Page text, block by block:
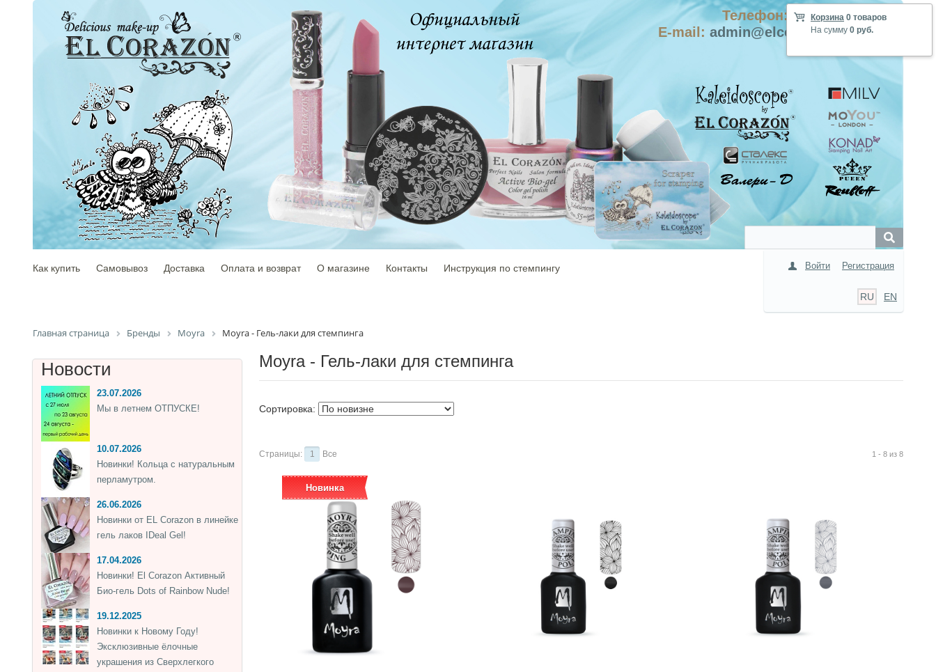
Телефон: +7-915-423-9555
E-mail: admin@elcorazon-shop.com
Корзина 0 товаров
На сумму 0 руб.
Войти Регистрация
RU EN
Как купить Самовывоз Доставка Оплата и возврат О магазине Контакты Инструкция по стемпингу
Главная страница Бренды Moyra Moyra - Гель-лаки для стемпинга
Moyra - Гель-лаки для стемпинга
Сортировка:
1 - 8 из 8
Страницы: 1 Все
Новинка
Новости
23.07.2026
Мы в летнем ОТПУСКЕ!
10.07.2026
Новинки! Кольца с натуральным
перламутром.
26.06.2026
Новинки от EL Corazon в линейке
гель лаков IDeal Gel!
17.04.2026
Новинки! El Corazon Активный
Био-гель Dots of Rainbow Nude!
19.12.2025
Новинки к Новому Году!
Эксклюзивные ёлочные
украшения из Сверхлегкого